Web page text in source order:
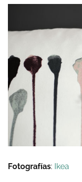
Fotografías: Ikea